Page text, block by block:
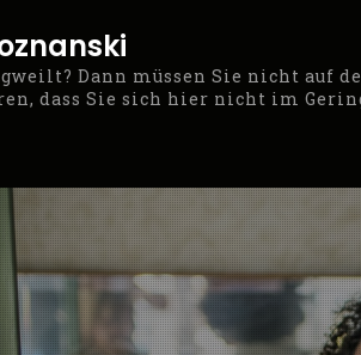
Dann müssen Sie nicht auf
dass Sie sich hier nicht im